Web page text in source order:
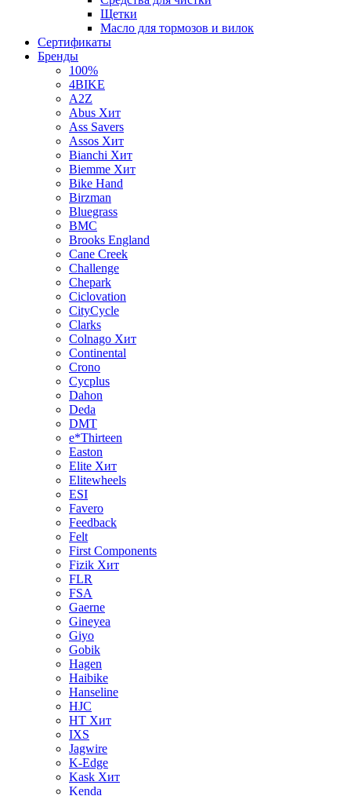
Щетки
Масло для тормозов и вилок
Сертификаты
Бренды
100%
4BIKE
A2Z
Abus Хит
Ass Savers
Assos Хит
Bianchi Хит
Biemme Хит
Bike Hand
Birzman
Bluegrass
BMC
Brooks England
Cane Creek
Challenge
Chepark
Ciclovation
CityCycle
Clarks
Colnago Хит
Continental
Crono
Cycplus
Dahon
Deda
DMT
e*Thirteen
Easton
Elite Хит
Elitewheels
ESI
Favero
Feedback
Felt
First Components
Fizik Хит
FLR
FSA
Gaerne
Gineyea
Giyo
Gobik
Hagen
Haibike
Hanseline
HJC
HT Хит
IXS
Jagwire
K-Edge
Kask Хит
Kenda